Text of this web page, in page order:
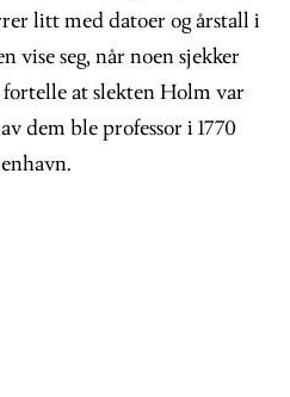
litt med datoer og årstall i
vise seg, når noen sjekker
at slekten Holm var
dem ble professor i 1770